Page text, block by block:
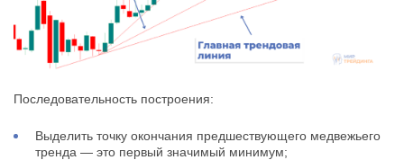
Последовательность построения:
Выделить точку окончания предшествующего медвежьего
тренда — это первый значимый минимум;